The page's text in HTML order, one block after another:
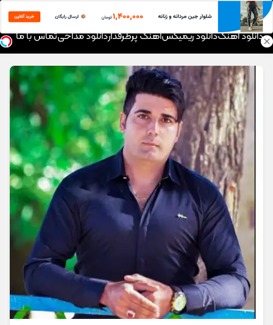
موزیک تار
دانلود آهنگدانلود ریمیکسآهنگ پرطرفداردانلود مداحیتماس با ما